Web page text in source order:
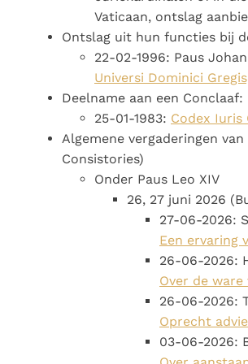
Vaticaan, ontslag
Ontslag uit hun functies bij
22-02-1996: Paus
Universi Dominici
Deelname aan een Conclaaf:
25-01-1983: Codex Iuris
Algemene vergaderingen
Consistories)
Onder Paus Leo XIV
26, 27 juni 2026
27-06-2026:
Een ervaring
26-06-2026:
Over de
26-06-2026:
Oprecht
03-06-2026: